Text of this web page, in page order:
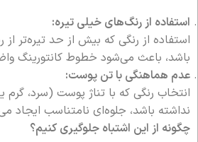
استفاده از رنگ‌های خیلی تیره:
استفاده از رنگی که بیش از حد تیره‌تر
باشد، باعث می‌شود خطوط کانتورینگ
عدم هماهنگی با تن پوست:
انتخاب رنگی که با تناژ پوست (سرد،
نداشته باشد، جلوه‌ای نامتناسب ایجاد
چگونه از این اشتباه جلوگیری کنیم؟